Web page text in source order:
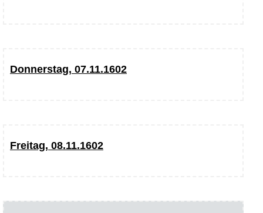
Donnerstag, 07.11.1602
Freitag, 08.11.1602